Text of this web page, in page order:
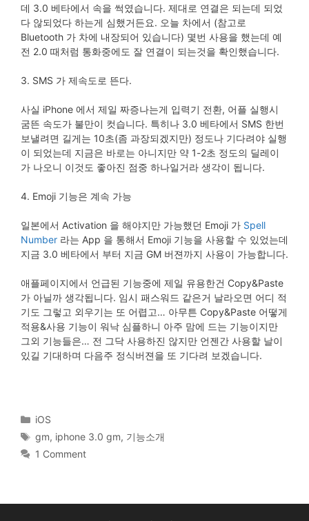
데 3.0 베타에서 속을 썩였습니다. 제대로 연결은 되는데 되었
다 않되었다 하는게 심했거든요. 오늘 차에서 (참고로
Bluetooth 가 차에 내장되어 있습니다) 몇번 사용을 했는데 예
전 2.0 때처럼 통화중에도 잘 연결이 되는것을 확인했습니다.
3. SMS 가 제속도로 뜬다.
사실 iPhone 에서 제일 짜증나는게 입력기 전환, 어플 실행시
굼뜬 속도가 불만이 컷습니다. 특히나 3.0 베타에서 SMS 한번
보낼려면 길게는 10초(좀 과장되겠지만) 정도나 기다려야 실행
이 되었는데 지금은 바로는 아니지만 약 1-2초 정도의 딜레이
가 나오니 이것도 좋아진 점중 하나일거라 생각이 됩니다.
4. Emoji 기능은 계속 가능
일본에서 Activation 을 해야지만 가능했던 Emoji 가 Spell
Number 라는 App 을 통해서 Emoji 기능을 사용할 수 있었는데
지금 3.0 베타에서 부터 지금 GM 버젼까지 사용이 가능합니다.
애플페이지에서 언급된 기능중에 제일 유용한건 Copy&Paste
가 아닐까 생각됩니다. 임시 패스워드 같은거 날라오면 어디 적
기도 그렇고 외우기는 또 어렵고… 아무튼 Copy&Paste 어떻게
적용&사용 기능이 워낙 심플하니 아주 맘에 드는 기능이지만
그외 기능들은… 전 그닥 사용하진 않지만 언젠간 사용할 날이
있길 기대하며 다음주 정식버젼을 또 기다려 보겠습니다.
Categories
iOS
Tags
gm, iphone 3.0 gm, 기능소개
1 Comment